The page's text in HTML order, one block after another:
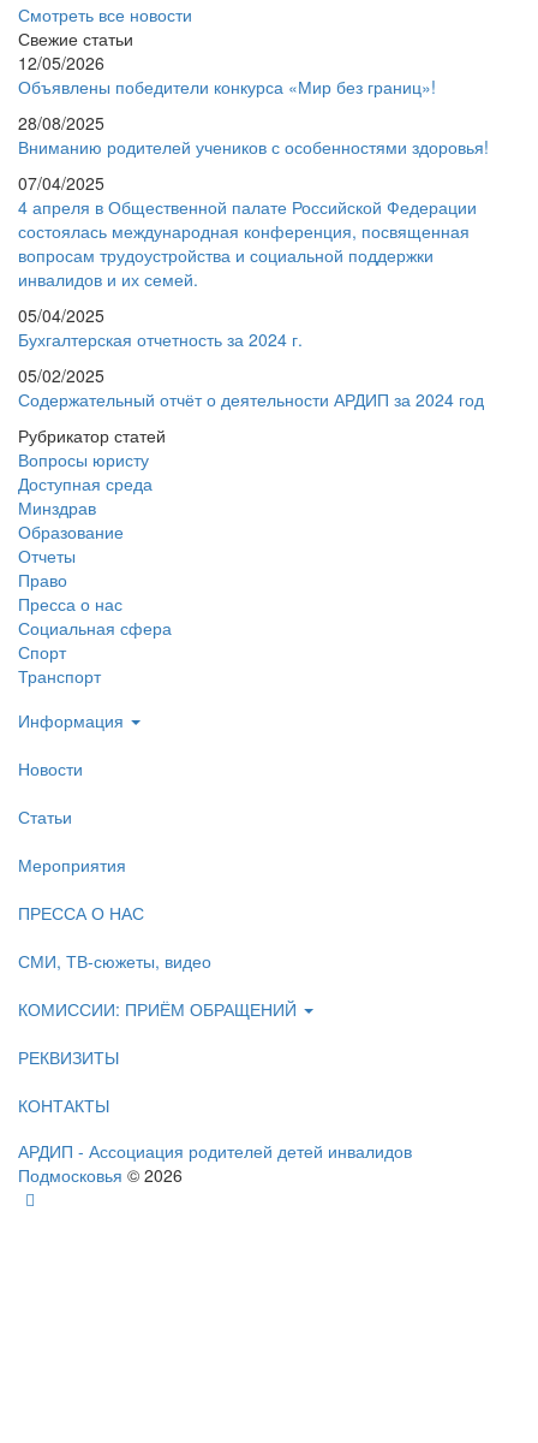
Смотреть все новости
Свежие статьи
12/05/2026
Объявлены победители конкурса «Мир без границ»!
28/08/2025
Вниманию родителей учеников с особенностями здоровья!
07/04/2025
4 апреля в Общественной палате Российской Федерации
состоялась международная конференция, посвященная
вопросам трудоустройства и социальной поддержки
инвалидов и их семей.
05/04/2025
Бухгалтерская отчетность за 2024 г.
05/02/2025
Содержательный отчёт о деятельности АРДИП за 2024 год
Рубрикатор статей
Вопросы юристу
Доступная среда
Минздрав
Образование
Отчеты
Право
Пресса о нас
Социальная сфера
Спорт
Транспорт
Информация
Новости
Статьи
Мероприятия
ПРЕССА О НАС
СМИ, ТВ-сюжеты, видео
КОМИССИИ: ПРИЁМ ОБРАЩЕНИЙ
РЕКВИЗИТЫ
КОНТАКТЫ
АРДИП - Ассоциация родителей детей инвалидов
Подмосковья © 2026